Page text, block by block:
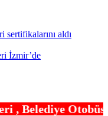
sertifikalarını aldı
İzmir’de